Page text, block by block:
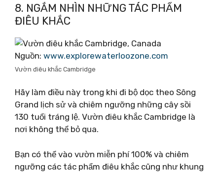
8. NGẮM NHÌN NHỮNG TÁC PHẨM
ĐIÊU KHẮC
Nguồn: www.explorewaterloozone.com
Vườn điêu khắc Cambridge
Hãy làm điều này trong khi đi bộ dọc theo Sông
Grand lịch sử và chiêm ngưỡng những cây sồi
130 tuổi tráng lệ. Vườn điêu khắc Cambridge là
nơi không thể bỏ qua.
Bạn có thể vào vườn miễn phí 100% và chiêm
ngưỡng các tác phẩm điêu khắc cũng như khung